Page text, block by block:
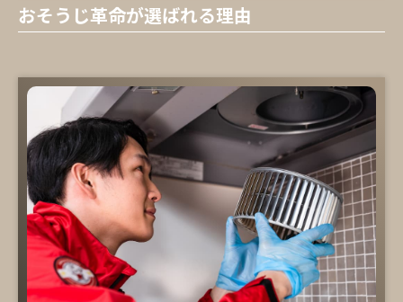
おそうじ革命が選ばれる理由